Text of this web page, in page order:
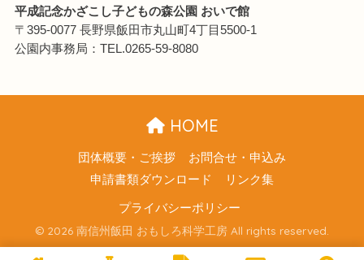
平成記念かざこし子どもの森公園 おいで館
〒395-0077 長野県飯田市丸山町4丁目5500-1
公園内事務局：TEL.0265-59-8080
HOME
団体概要・ご挨拶
お問合せ・申込み
申請書類ダウンロード
リンク集
プライバシーポリシー
© 2026 南信州飯田 おもしろ科学工房 All rights reserved.